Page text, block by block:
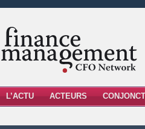
L’ACTU ACTEURS